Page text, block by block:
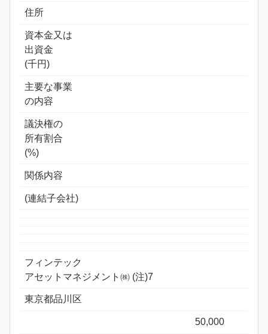
住所
資本金又は
出資金
(千円)
主要な事業
の内容
議決権の
所有割合
(%)
関係内容
(連結子会社)
フィンテック
アセットマネジメント㈱ (注)7
東京都品川区
50,000